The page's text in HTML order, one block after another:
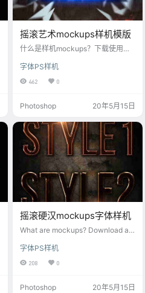
摇滚艺术mockups样机模版
什么是样机mockups？下载使用这
速生成提高你的工作效率，每一个
样机素材高清可印刷，字体样式样
机风格多元化，丰富的样机场景，
筛选，助你打造炫酷文字logo样
对mockups样机素材的各种需求。
字体PS样机
462 0
Photoshop 20年5月15日
摇滚硬汉mockups字体样机
What are mockups? Download an
s font mockup, including font files,
quickly generate and improve you
r work efficiency, each mockup m
nit…
字体PS样机
208 0
Photoshop 20年5月15日